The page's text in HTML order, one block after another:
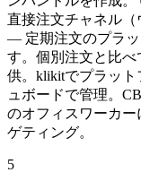
直接注文チャネル（
— 定期注文のプラッ
す。個別注文と比べ
供。klikitでプラット
ュボードで管理。
のオフィスワーカ
ゲティング。
5